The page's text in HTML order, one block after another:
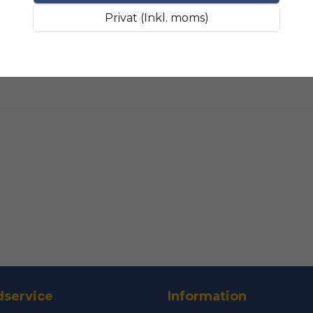
Fråga oss något om
Namn
SLIPMATERIAL Smala
Privat (Inkl. moms)
Information